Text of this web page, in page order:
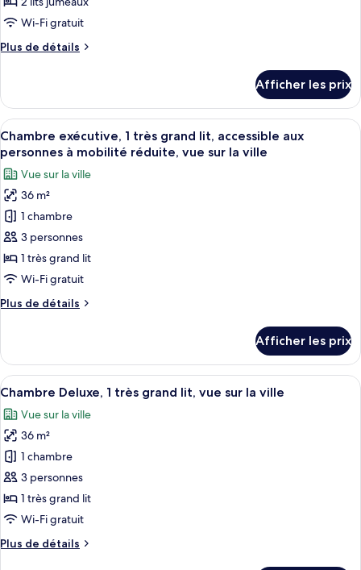
chambre :
familiale,
jumeaux,
chambres
communicantes
(Nile
View)
Wi-Fi gratuit
Plus de détails
Plus
Chambre
familiale,
2
lits
jumeaux,
chambres
communicantes
(Nile
View)
Afficher les prix
Afficher
toutes
les
photos
pour
ce
type
de
chambre :
exécutive,
grand
lit,
accessible
aux
personnes
à
mobilité
réduite,
vue
sur
la
Une chambre d’hôtel avec un grand
5
Chambre exécutive, 1 très grand lit, accessible aux
personnes à mobilité réduite, vue sur la ville
Vue sur la ville
36 m²
1 chambre
3 personnes
1 très grand lit
Wi-Fi gratuit
Plus de détails
Plus
Chambre
exécutive,
1
grand
lit,
accessible
aux
personnes
à
mobilité
réduite,
sur
Afficher les prix
Afficher
toutes
les
photos
pour
ce
type
de
chambre :
Chambre
Une chambre d’hôtel avec un lit, un
6
Chambre Deluxe, 1 très grand lit, vue sur la ville
Vue sur la ville
36 m²
1 chambre
3 personnes
1 très grand lit
Wi-Fi gratuit
Plus de détails
Plus